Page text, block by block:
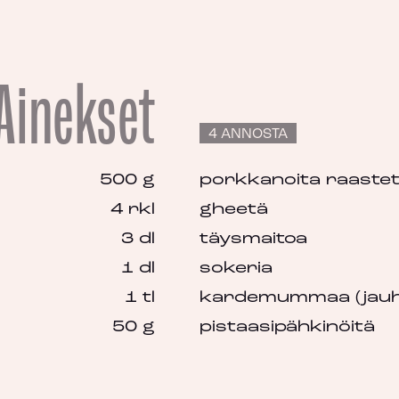
4 ANNOSTA
porkkanoita
500 g
gheetä
4 rkl
täysmaitoa
3 dl
sokeria
1 dl
kardemummaa
1 tl
pistaasipähkinöitä
50 g